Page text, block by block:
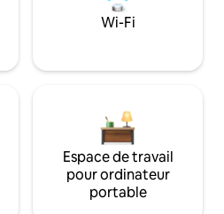
Wi-Fi
Espace de travail
pour ordinateur
portable